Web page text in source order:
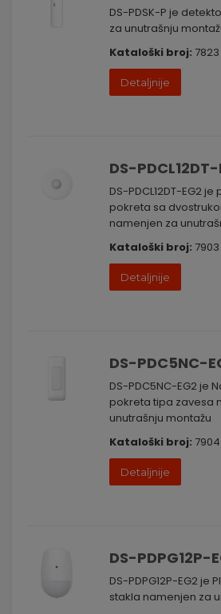
DS-PDSK-P je
za unutrašnju
Kataloški broj: 7823
Detaljnije
DS-PDCL12DT-
DS-PDCL12DT-EG2
pokreta sa
namenjen za
Kataloški broj: 7903
Detaljnije
DS-PDC5NC-
DS-PDC5NC-EG2 je
pokreta tipa zavesa
unutrašnju montažu
Kataloški broj: 7904
Detaljnije
DS-PDPG12P-
DS-PDPG12P-EG2 je
stakla namenjen za